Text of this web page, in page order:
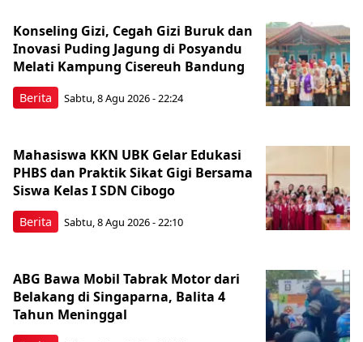
Berita
Konseling Gizi, Cegah Gizi Buruk dan
Inovasi Puding Jagung di Posyandu
Melati Kampung Cisereuh Bandung
Sabtu, 8 Agu 2026 - 22:24
Berita
Mahasiswa KKN UBK Gelar Edukasi
PHBS dan Praktik Sikat Gigi Bersama
Siswa Kelas I SDN Cibogo
Sabtu, 8 Agu 2026 - 22:10
ABG Bawa Mobil Tabrak Motor dari
Belakang di Singaparna, Balita 4
Tahun Meninggal